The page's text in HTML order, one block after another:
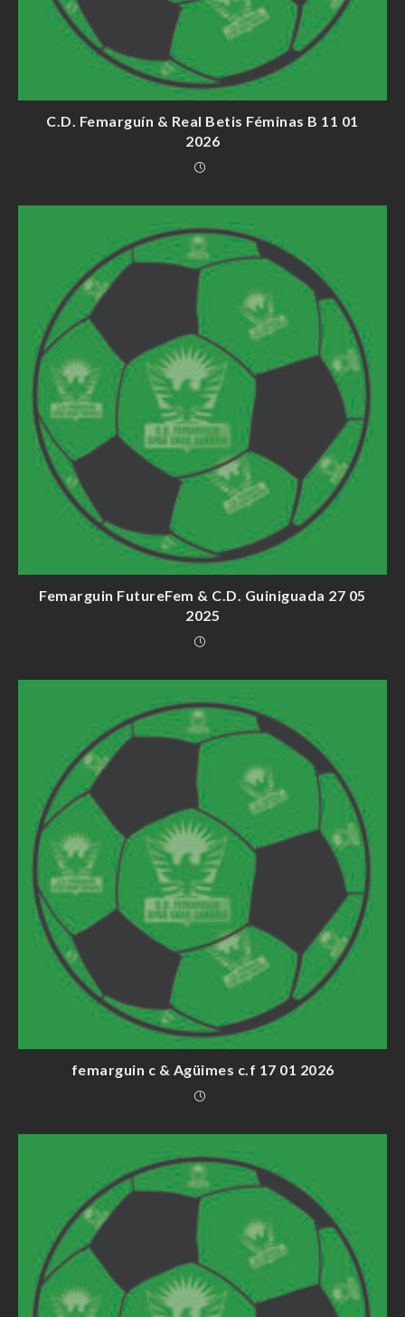
C.D. Femarguín & Real Betis Féminas B 11 01
2026
Femarguin FutureFem & C.D. Guiniguada 27 05
2025
femarguin c & Agüimes c.f 17 01 2026